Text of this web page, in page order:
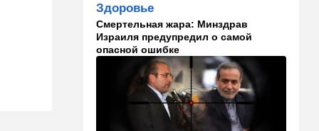
поддержку Ирана: война с
США меняет баланс сил
14:18 Мнения
"Это ваше туда-сюда
страшно раздражает"
Транспорт
Здоровье
Смертельная жара: Минздрав
Израиля предупредил о самой
опасной ошибке